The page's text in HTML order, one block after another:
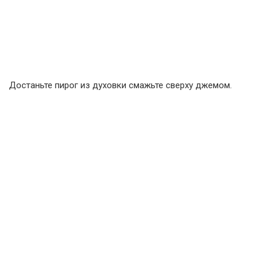
Достаньте пирог из духовки смажьте сверху джемом.